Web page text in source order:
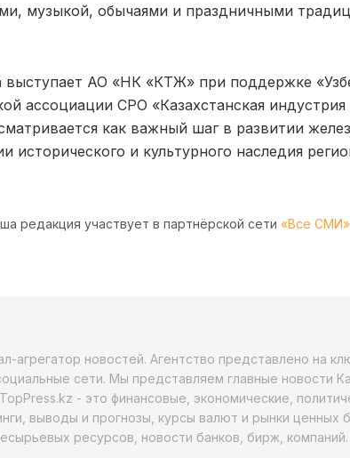
музыкой, обычаями и праздничными
выступает АО «НК «КТЖ» при поддержке
ассоциации СРО «Казахстанская индустрия
как важный шаг в развитии
исторического и культурного наследия
редакция участвует в партнёрской сети «Все СМИ»
агрегатор новостей. Агентство представлено на
сети. Мы представляем главные новости
- это финансовые, экономические,
выводы и прогнозы, курсы валют и рынки ценных
ресурсов, новости банков, бирж, компаний.